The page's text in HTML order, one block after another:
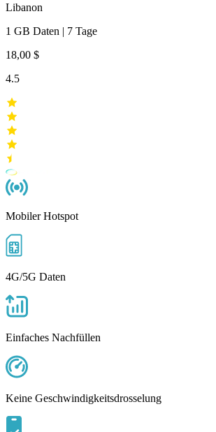
Libanon
1 GB Daten | 7 Tage
18,00 $
4.5
Mobiler Hotspot
4G/5G Daten
Einfaches Nachfüllen
Keine Geschwindigkeitsdrosselung